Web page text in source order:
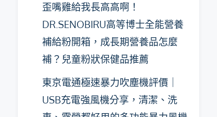
歪嘴雞給我長高高啊！
DR.SENOBIRU高等博士全能營養
補給粉開箱，成長期營養品怎麼
補？兒童粉狀保健品推薦
東京電通極速暴力吹塵機評價｜
USB充電強風機分享，清潔、洗